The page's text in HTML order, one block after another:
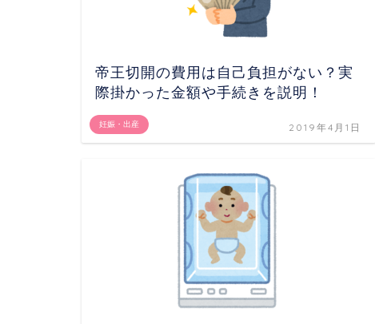
妊娠・出産
帝王切開の費用は自己負担がない？実
際掛かった金額や手続きを説明！
2019年4月1日